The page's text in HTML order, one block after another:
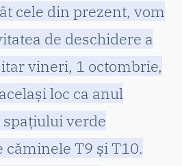
cele din prezent, vom
de deschidere a
vineri, 1 octombrie,
loc ca anul
verde
T9 și T10.